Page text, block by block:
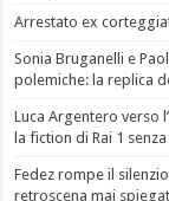
Arrestato ex
Sonia Bruganelli e
polemiche: la replica
Luca Argentero verso
la fiction di Rai 1
Fedez rompe il
retroscena mai